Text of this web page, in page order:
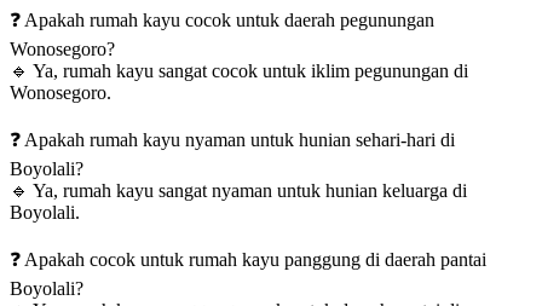
❓ Apakah rumah kayu cocok untuk daerah pegunungan
Wonosegoro?
🔹 Ya, rumah kayu sangat cocok untuk iklim pegunungan di
Wonosegoro.
❓ Apakah rumah kayu nyaman untuk hunian sehari-hari di
Boyolali?
🔹 Ya, rumah kayu sangat nyaman untuk hunian keluarga di
Boyolali.
❓ Apakah cocok untuk rumah kayu panggung di daerah pantai
Boyolali?